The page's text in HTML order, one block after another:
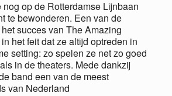
op de Rotterdamse Lijnbaan
te bewonderen. Een van de
succes van The Amazing
het feit dat ze altijd optreden in
setting: zo spelen ze net zo goed
in de theaters. Mede dankzij
band een van de meest
van Nederland